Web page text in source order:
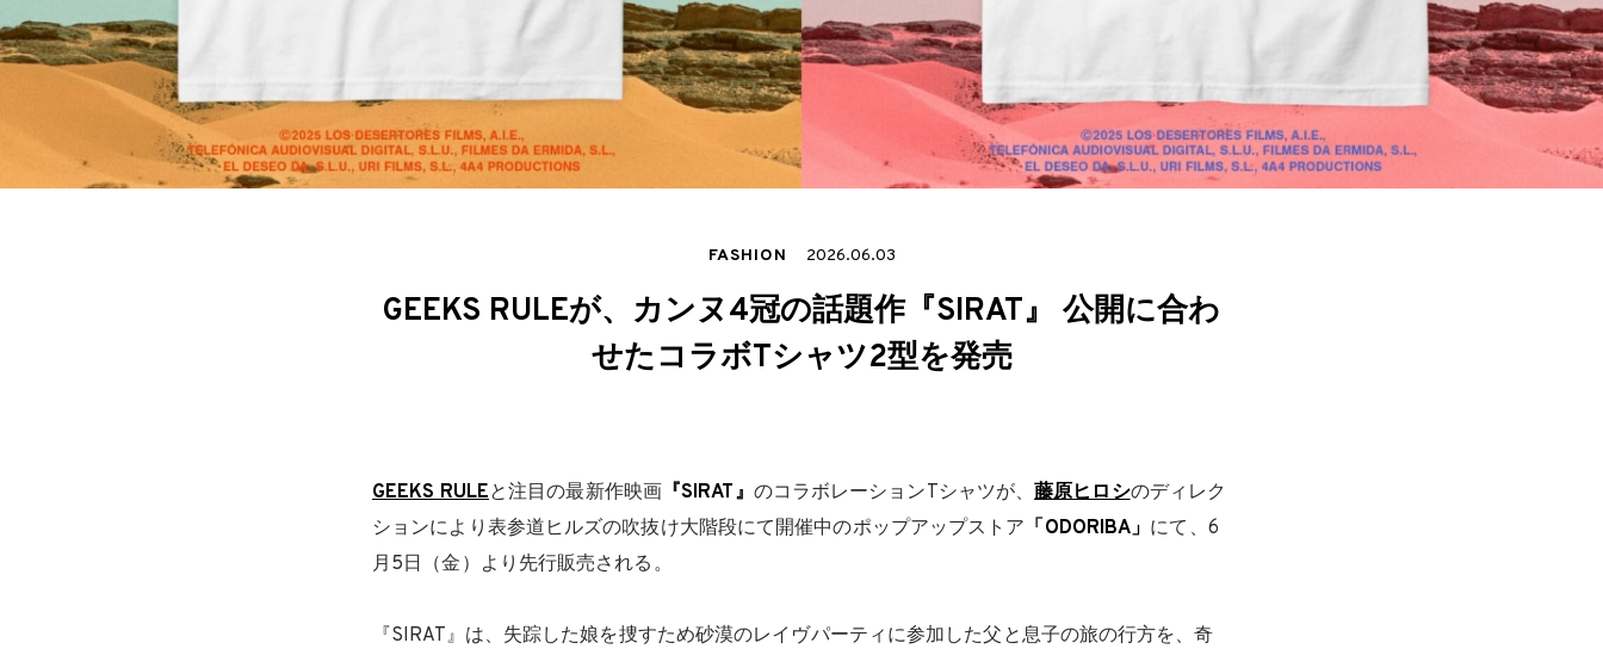
FASHION 2026.06.03
GEEKS RULEが、カンヌ4冠の話題作『SIRAT』 公開に合わ
せたコラボTシャツ2型を発売
GEEKS RULEと注目の最新作映画 『SIRAT』 のコラボレーションTシャツが、藤原ヒロシのディレク
ションにより表参道ヒルズの吹抜け大階段にて開催中のポップアップストア 「ODORIBA」 にて、6
月5日（金）より先行販売される。
『SIRAT』は、失踪した娘を捜すため砂漠のレイヴパーティに参加した父と息子の旅の行方を、奇